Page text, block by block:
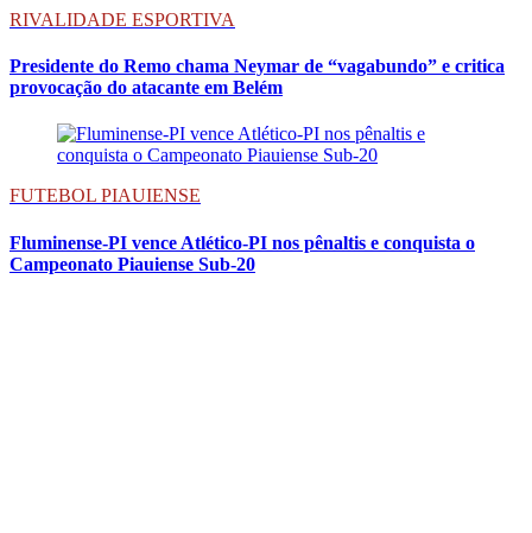
RIVALIDADE ESPORTIVA
Presidente do Remo chama Neymar de “vagabundo” e critica
provocação do atacante em Belém
FUTEBOL PIAUIENSE
Fluminense-PI vence Atlético-PI nos pênaltis e conquista o
Campeonato Piauiense Sub-20